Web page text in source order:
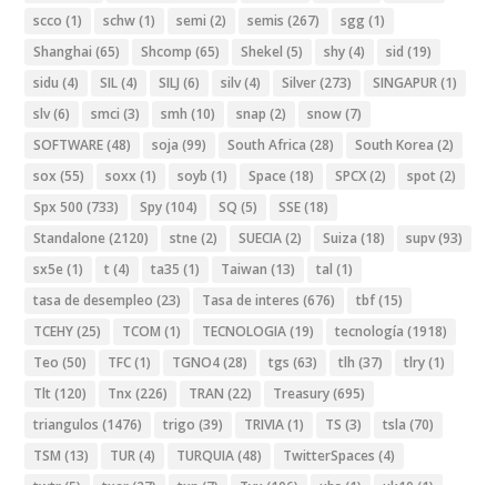
scco (1) schw(1) semi (2) semis (267) sgg (1)
Shanghai (65) Shcomp (65) Shekel (5) shy(4) sid (19)
sidu (4) SIL(4) SILJ (6) silv(4) Silver(273) SINGAPUR(1)
slv(6) smci (3) smh (10) snap (2) snow(7)
SOFTWARE(48) soja (99) South Africa (28) South Korea (2)
sox (55) soxx (1) soyb (1) Space (18) SPCX(2) spot (2)
Spx 500 (733) Spy(104) SQ (5) SSE(18)
Standalone (2120) stne (2) SUECIA(2) Suiza (18) supv(93)
sx5e (1) t (4) ta35 (1) Taiwan (13) tal (1)
tasa de desempleo (23) Tasa de interes (676) tbf(15)
TCEHY(25) TCOM (1) TECNOLOGIA(19) tecnología (1918)
Teo (50) TFC(1) TGNO4(28) tgs (63) tlh (37) tlry(1)
Tlt (120) Tnx (226) TRAN (22) Treasury(695)
triangulos (1476) trigo (39) TRIVIA(1) TS (3) tsla (70)
TSM (13) TUR(4) TURQUIA(48) TwitterSpaces (4)